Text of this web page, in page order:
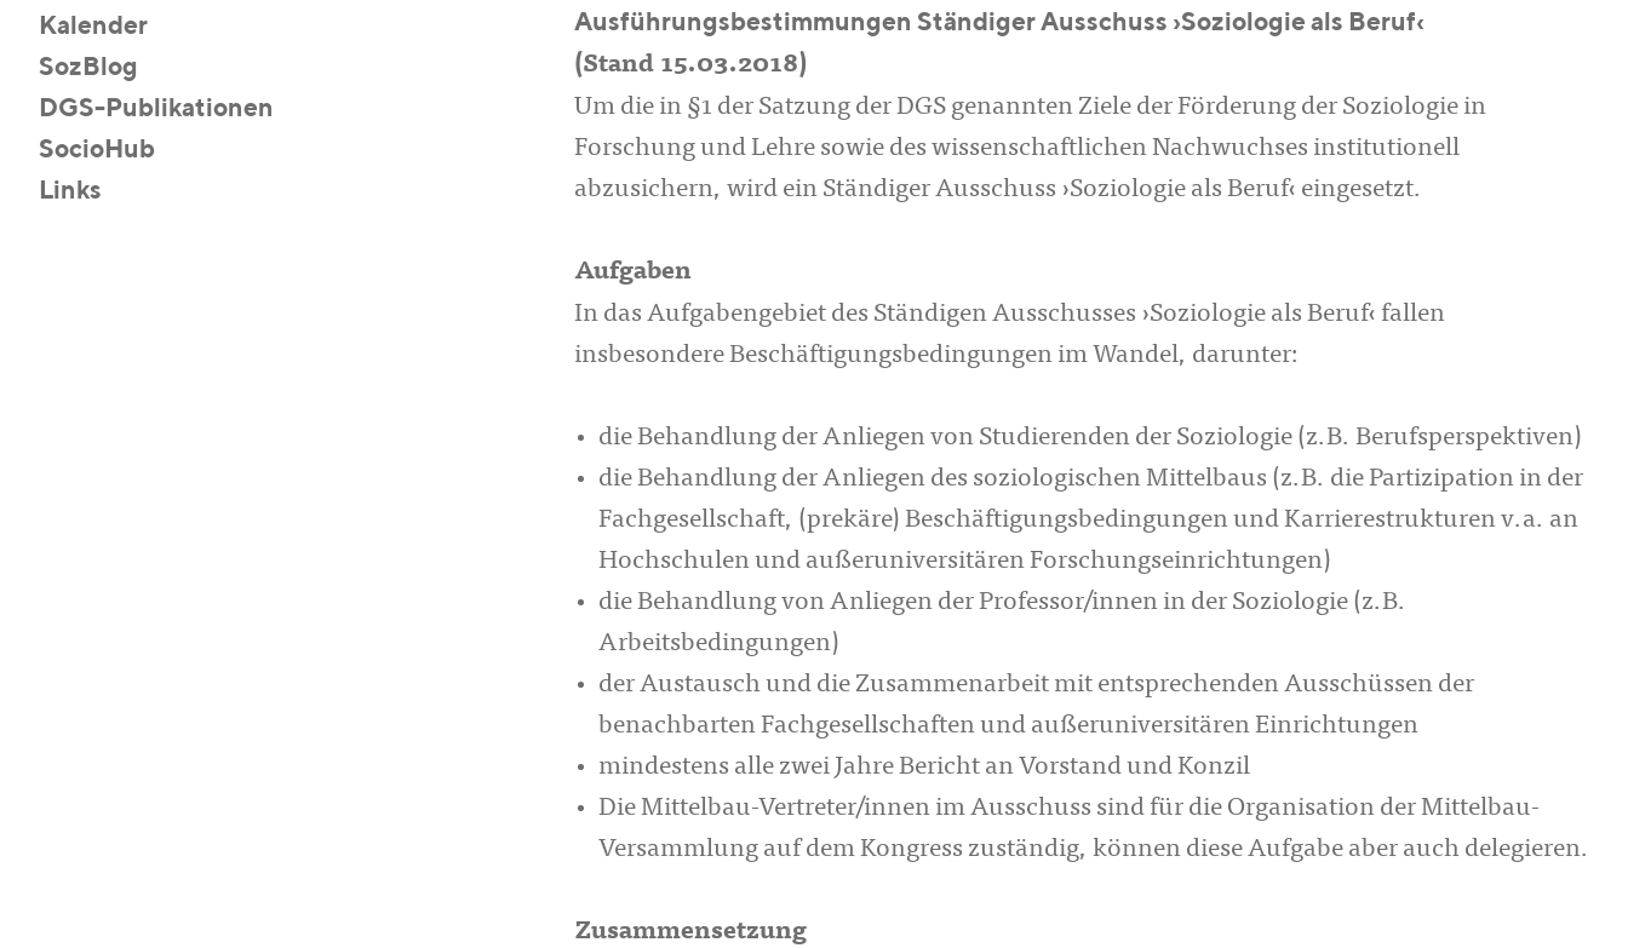
Kalender
SozBlog
DGS-Publikationen
SocioHub
Links
Ausführungsbestimmungen Ständiger Ausschuss ›Soziologie als Beruf‹
(Stand 15.03.2018)
Um die in §1 der Satzung der DGS genannten Ziele der Förderung der Soziologie in
Forschung und Lehre sowie des wissenschaftlichen Nachwuchses institutionell
abzusichern, wird ein Ständiger Ausschuss ›Soziologie als Beruf‹ eingesetzt.
Aufgaben
In das Aufgabengebiet des Ständigen Ausschusses ›Soziologie als Beruf‹ fallen
insbesondere Beschäftigungsbedingungen im Wandel, darunter:
die Behandlung der Anliegen von Studierenden der Soziologie (z.B. Berufsperspektiven)
die Behandlung der Anliegen des soziologischen Mittelbaus (z.B. die Partizipation in der
Fachgesellschaft, (prekäre) Beschäftigungsbedingungen und Karrierestrukturen v.a. an
Hochschulen und außeruniversitären Forschungseinrichtungen)
die Behandlung von Anliegen der Professor/innen in der Soziologie (z.B.
Arbeitsbedingungen)
der Austausch und die Zusammenarbeit mit entsprechenden Ausschüssen der
benachbarten Fachgesellschaften und außeruniversitären Einrichtungen
mindestens alle zwei Jahre Bericht an Vorstand und Konzil
Die Mittelbau-Vertreter/innen im Ausschuss sind für die Organisation der Mittelbau-
Versammlung auf dem Kongress zuständig, können diese Aufgabe aber auch delegieren.
Zusammensetzung